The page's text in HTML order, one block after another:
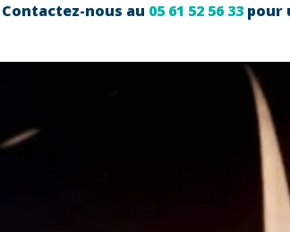
Contactez-nous au 05 61 52 56 33 pour